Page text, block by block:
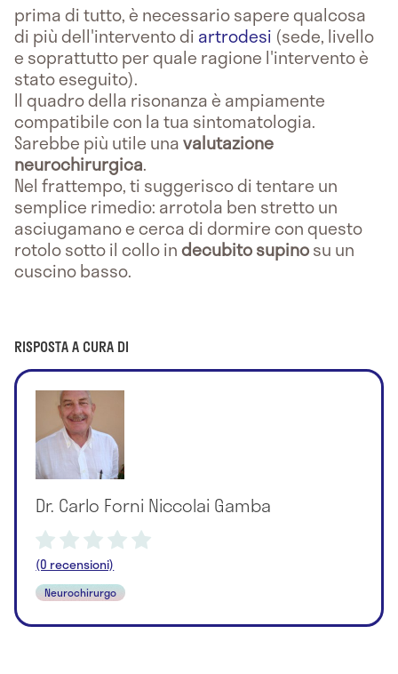
prima di tutto, è necessario sapere qualcosa
di più dell'intervento di artrodesi (sede, livello
e soprattutto per quale ragione l'intervento è
stato eseguito).
Il quadro della risonanza è ampiamente
compatibile con la tua sintomatologia.
Sarebbe più utile unavalutazione
neurochirurgica.
Nel frattempo, ti suggerisco di tentare un
semplice rimedio: arrotola ben stretto un
asciugamano e cerca di dormire con questo
rotolo sotto il collo indecubito supinosu un
cuscino basso.
RISPOSTA A CURA DI
Dr. Carlo Forni Niccolai Gamba
(0 recensioni)
Neurochirurgo